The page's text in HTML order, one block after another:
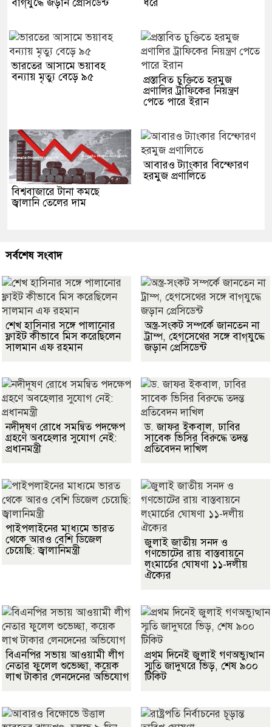
ভারতের আসামে ভয়াবহ
বন্যায় মৃত্যু বেড়ে ৯৫
প্রস্তাবিত চুক্তিতে হরমুজ
প্রণালির ট্রাফিকের নিয়ন্ত্রণ
পেতে পারে ইরান
বিশ্ববাজারে টানা কমছে
জ্বালানি তেলের দাম
আবারও ট্যাংকার বিস্ফোরণ
হরমুজ প্রণালিতে
সর্বশেষ সংবাদ
শেখ হাসিনার সঙ্গে পালানোর
ফ্লাইট কীভাবে মিস করেছিলেন
সালমান এফ রহমান
অস্ত্র-সংকট সম্পর্কে জানতেন না
ট্রাম্প, হেগসেথের সঙ্গে বাগ্‌যুদ্ধে
জড়ান প্রেসিডেন্ট
নদীদূষণ রোধে সমন্বিত পদক্ষেপ
গ্রহণে অবহেলার সুযোগ নেই:
প্রধানমন্ত্রী
ড. জাফর ইকবাল, ঢাবির
সাবেক ভিসির বিরুদ্ধে তদন্ত
প্রতিবেদন দাখিল
পাইপলাইনের মাধ্যমে ভারত
থেকে আরও বেশি ডিজেল
চেয়েছি: জ্বালানিমন্ত্রী
জুলাই জাতীয় সনদ ও
গণভোটের রায় বাস্তবায়নে
লংমার্চের ঘোষণা ১১-দলীয়
ঐক্যের
বিএনপির সভায় আওয়ামী লীগ
নেতার ফুলেল শুভেচ্ছা, কয়েক
লাখ টাকার লেনদেনের অভিযোগ
প্রথম দিনেই জুলাই গণঅভ্যুত্থান
স্মৃতি জাদুঘরে ভিড়, শেষ ৯০০
টিকিট